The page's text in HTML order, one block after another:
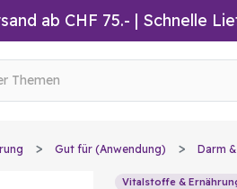
ab CHF 75.- | Schnelle
Gut für (Anwendung) Darm
Vitalstoffe &